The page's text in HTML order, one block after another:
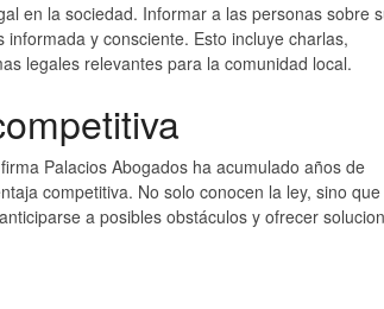
en la sociedad. Informar a las personas sobre
y consciente. Esto incluye charlas,
legales relevantes para la comunidad local.
Palacios Abogados ha acumulado años de
competitiva. No solo conocen la ley, sino que
a posibles obstáculos y ofrecer